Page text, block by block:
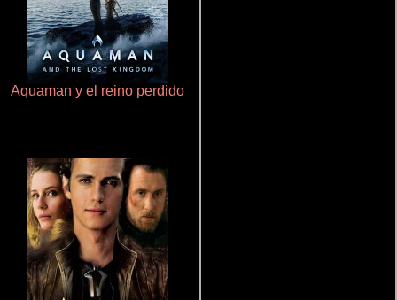
Aquaman y el reino perdido